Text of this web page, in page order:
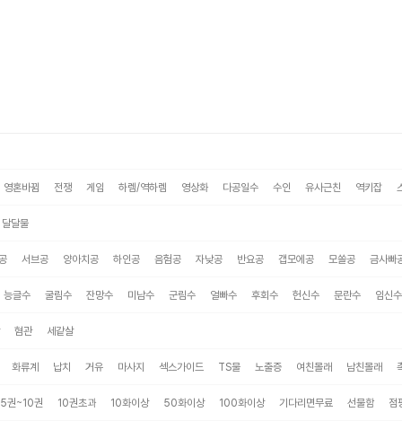
영혼바뀜 전쟁 게임 하렘/역하렘 영상화 다공일수 수인 유사근친 역키잡
달달물
서브공 양아치공 하인공 음험공 자낮공 반요공 갭모에공 모쏠공 금사빠
능글수 굴림수 잔망수 미남수 군림수 얼빠수 후회수 헌신수 문란수 임신수
혐관 세같살
화류계 납치 거유 마사지 섹스가이드 TS물 노출증 여친몰래 남친몰래
5권~10권 10권초과 10화이상 50화이상 100화이상 기다리면무료 선물함 점